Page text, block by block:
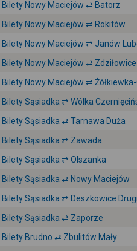
Bilety Nowy Maciejów ⇄ Batorz
Bilety Nowy Maciejów ⇄ Rokitów
Bilety Nowy Maciejów ⇄ Janów
Bilety Nowy Maciejów ⇄ Zdziłowice
Bilety Nowy Maciejów ⇄
Bilety Sąsiadka ⇄ Wólka
Bilety Sąsiadka ⇄ Tarnawa Duża
Bilety Sąsiadka ⇄ Zawada
Bilety Sąsiadka ⇄ Olszanka
Bilety Sąsiadka ⇄ Nowy Maciejów
Bilety Sąsiadka ⇄ Deszkowice
Bilety Sąsiadka ⇄ Zaporze
Bilety Brudno ⇄ Zbulitów Mały